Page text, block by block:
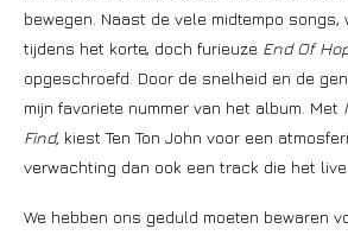
bewegen. Naast de vele midtempo songs,
tijdens het korte, doch furieuze End Of
opgeschroefd. Door de snelheid en de
mijn favoriete nummer van het album. Met
Find, kiest Ten Ton John voor een
verwachting dan ook een track die het live
We hebben ons geduld moeten bewaren